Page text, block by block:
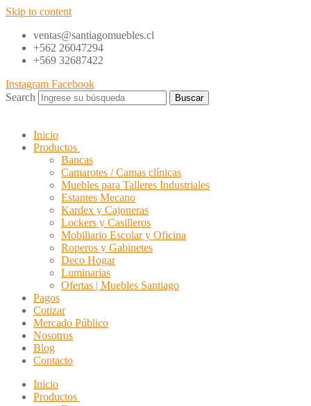
Skip to content
ventas@santiagomuebles.cl
+562 26047294
+569 32687422
Instagram Facebook
Search
Buscar
Inicio
Productos
Bancas
Camarotes / Camas clínicas
Muebles para Talleres Industriales
Estantes Mecano
Kardex y Cajoneras
Lockers y Casilleros
Mobiliario Escolar y Oficina
Roperos y Gabinetes
Deco Hogar
Luminarias
Ofertas | Muebles Santiago
Pagos
Cotizar
Mercado Público
Nosotros
Blog
Contacto
Inicio
Productos